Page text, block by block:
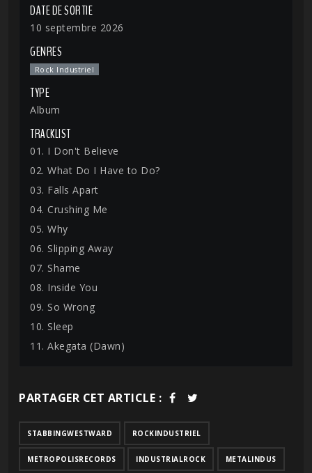
DATE DE SORTIE
10 septembre 2026
GENRES
Rock Industriel
TYPE
Album
TRACKLIST
01. I Don't Believe
02. What Do I Have to Do?
03. Falls Apart
04. Crushing Me
05. Why
06. Slipping Away
07. Shame
08. Inside You
09. So Wrong
10. Sleep
11. Akegata (Dawn)
PARTAGER CET ARTICLE :
STABBINGWESTWARD ROCKINDUSTRIEL
METROPOLISRECORDS INDUSTRIALROCK METALINDUS